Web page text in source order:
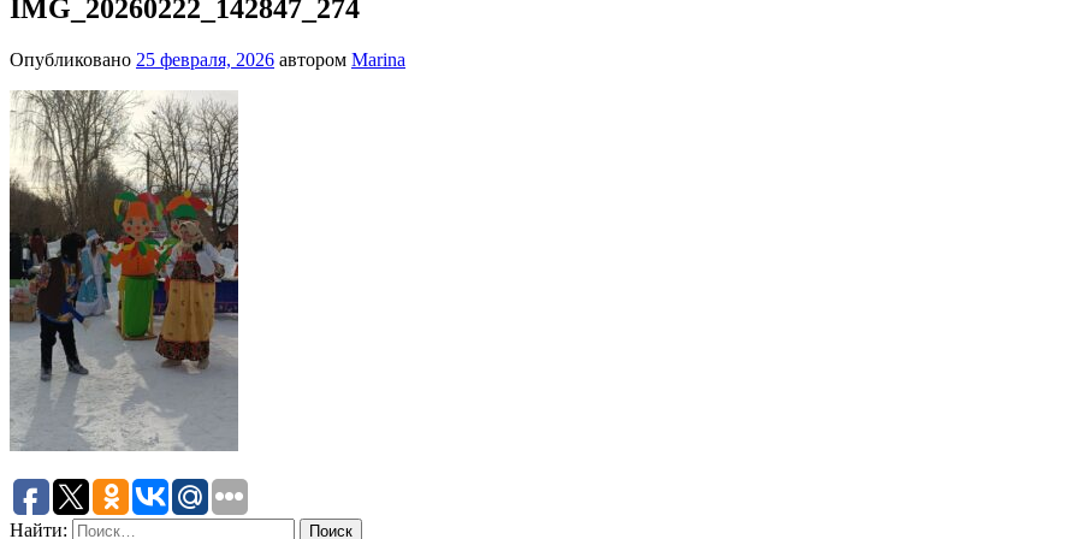
IMG_20260222_142847_274
Опубликовано 25 февраля, 2026 автором Marina
Найти: